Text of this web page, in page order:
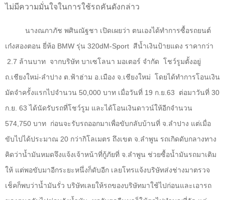
ไม่มีความมั่นใจในการใช้รถคันดังกล่าว
นางณภาภัช พศินณัฐชา เปิดเผยว่า ตนเองได้ทำการซื้อรถยนต์
เก๋งสองตอน ยี่ห้อ BMW รุ่น 320dM-Sport สีน้ำเงินป้ายแดง ราคากว่า
2.7 ล้านบาท จากบริษัท บาเซโลนา มอเตอร์ จำกัด โชว์รูมตั้งอยู่
ถ.เชียงใหม่-ลำปาง ต.ฟ้าฮ่าม อ.เมือง จ.เชียงใหม่ โดยได้ทำการโอนเงิน
มัดจำครั้งแรกไปจำนวน 50,000 บาท เมื่อวันที่ 19 ก.ย. 63 ต่อมาวันที่ 30
ก.ย. 63ได้นัดรับรถที่โชว์รูม และได้โอนเงินดาวน์ให้อีกจำนวน
574,750 บาท ก่อนจะรับรถออกมาเพื่อขับกลับบ้านที่ จ.ลำปาง แต่เมื่อ
ขับไปได้ประมาณ 20 กว่ากิโลเมตร ถึงเขต จ.ลำพูน รถเกิดดับกลางทาง
คิดว่าน้ำมันหมดจึงแจ้งเจ้าหน้าที่กู้ภัยที่ จ.ลำพูน ช่วยซื้อน้ำมันรถมาเติม
ให้ แต่พอขับมาอีกระยะหนึ่งก็ดับอีก เลยโทรแจ้งบริษัทส่งช่างมาตรวจ
เช็คก็พบว่าน้ำมันรั่ว บริษัทเลยให้รถของบริษัทมาใช้ไปก่อนและเอารถ